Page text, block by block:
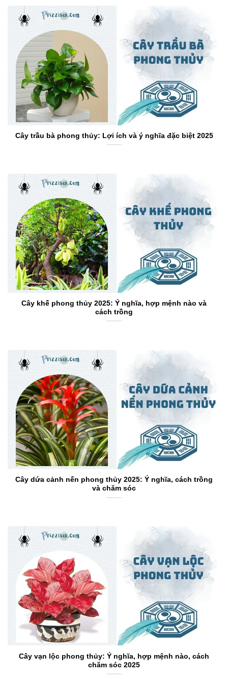
Cây trầu bà phong thủy: Lợi ích và ý nghĩa đặc biệt 2025
Cây khế phong thủy 2025: Ý nghĩa, hợp mệnh nào và
cách trồng
Cây dứa cảnh nến phong thủy 2025: Ý nghĩa, cách trồng
và chăm sóc
Cây vạn lộc phong thủy: Ý nghĩa, hợp mệnh nào, cách
chăm sóc 2025